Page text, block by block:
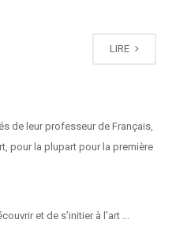
LIRE
de leur professeur de Français,
pour la plupart pour la première
et de s’initier à l’art ...